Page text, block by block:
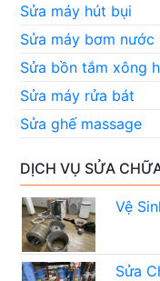
Sửa máy hút bụi
Sửa máy bơm nước
Sửa bồn tắm xông
Sửa máy rửa bát
Sửa ghế massage
DỊCH VỤ SỬA
Vệ
Sửa